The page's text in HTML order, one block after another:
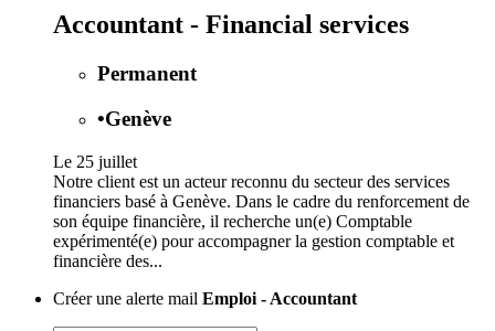
Accountant - Financial services
Permanent
•Genève
Le 25 juillet
Notre client est un acteur reconnu du secteur des services
financiers basé à Genève. Dans le cadre du renforcement de
son équipe financière, il recherche un(e) Comptable
expérimenté(e) pour accompagner la gestion comptable et
financière des...
Créer une alerte mail Emploi - Accountant